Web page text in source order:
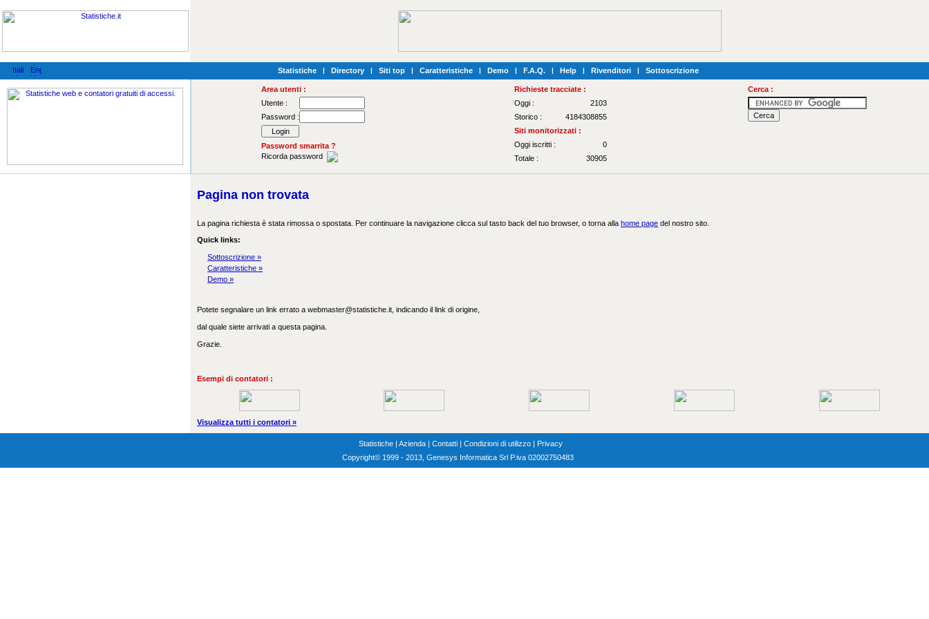
Statistiche | Directory | Siti top | Caratteristiche | Demo | F.A.Q. | Help | Rivenditori | Sottoscrizione
Area utenti :
Utente :
Password :
Password smarrita ?
Ricorda password
Richieste tracciate :
Oggi :
2103
Storico :
4184308855
Siti monitorizzati :
Oggi iscritti :
0
Totale :
30905
Cerca :
Pagina non trovata
La pagina richiesta è stata rimossa o spostata. Per continuare la navigazione clicca sul tasto back del tuo browser, o torna alla home page del nostro sito.
Quick links:
Sottoscrizione »
Caratteristiche »
Demo »
Potete segnalare un link errato a webmaster@statistiche.it, indicando il link di origine,
dal quale siete arrivati a questa pagina.
Grazie.
Esempi di contatori :
Visualizza tutti i contatori »
Statistiche| Azienda| Contatti| Condizioni di utilizzo| Privacy
Copyright© 1999 - 2013, Genesys Informatica Srl P.iva 02002750483